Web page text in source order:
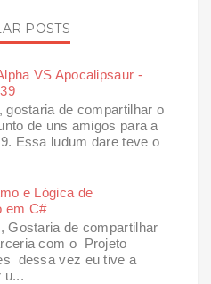
POSTS
VS Apocalipsaur -
gostaria de compartilhar o
de uns amigos para a
Essa ludum dare teve o
e Lógica de
em C#
Gostaria de compartilhar
com o Projeto
dessa vez eu tive a
u...